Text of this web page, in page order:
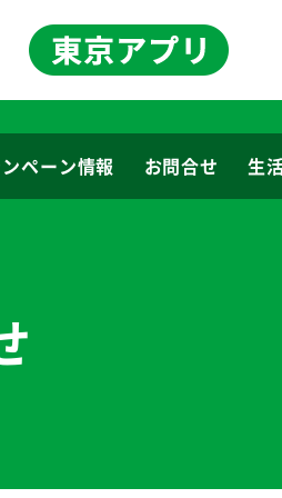
ペーン情報 お問合せ 生